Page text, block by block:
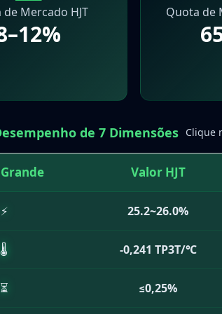
Mercado HJT Quota de
de 7 Dimensões Clique
Valor HJT
⚡ 25.2~26.0%
🌡️ -0,241 TP3T/℃
⏳ ≤0,25%